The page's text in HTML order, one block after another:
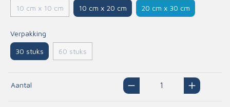
10 cm x 10 cm 10 cm x 20 cm 20 cm x 30 cm
Verpakking
30 stuks 60 stuks
Aantal